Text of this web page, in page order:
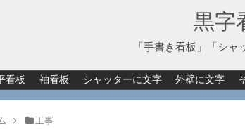
黒字
「手書き看板」「シ
看板 袖看板 シャッターに文字 外壁に文字
工事